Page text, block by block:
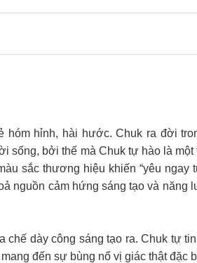
hóm hỉnh, hài hước. Chuk ra đời
sống, bởi thế mà Chuk tự hào là một
sắc thương hiệu khiến “yêu ngay
nguồn cảm hứng sáng tạo và năng
chế dày công sáng tạo ra. Chuk tự
đến sự bùng nổ vị giác thật đặc